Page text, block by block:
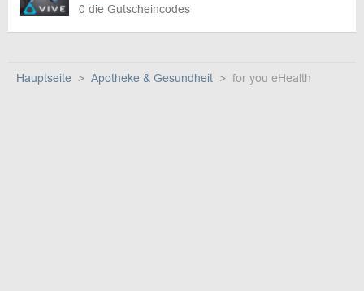
0 die Gutscheincodes
Hauptseite Apotheke & Gesundheit for you eHealth